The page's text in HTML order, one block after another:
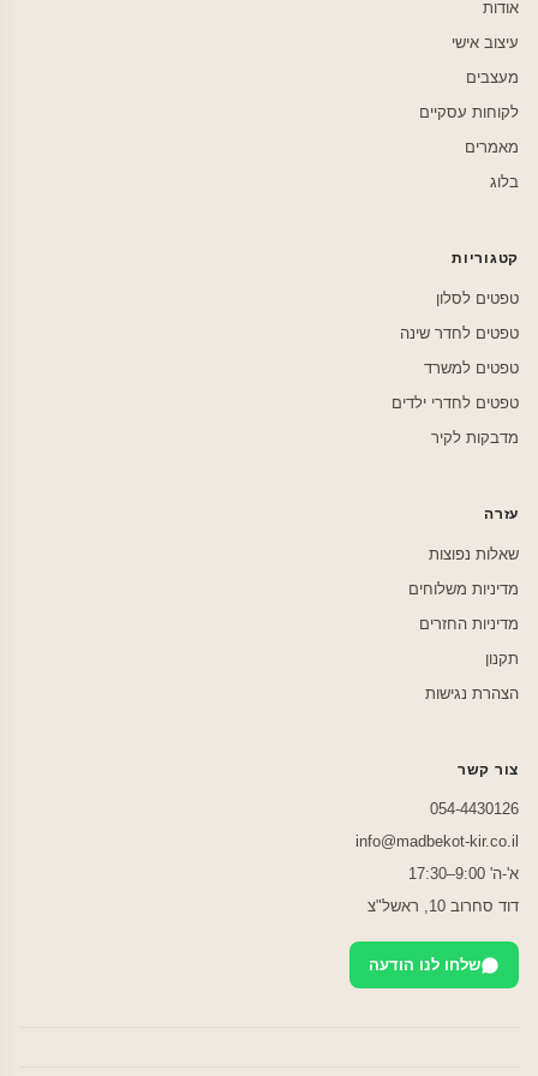
אודות
עיצוב אישי
מעצבים
לקוחות עסקיים
מאמרים
בלוג
קטגוריות
טפטים לסלון
טפטים לחדר שינה
טפטים למשרד
טפטים לחדרי ילדים
מדבקות לקיר
עזרה
שאלות נפוצות
מדיניות משלוחים
מדיניות החזרים
תקנון
הצהרת נגישות
צור קשר
054-4430126
info@madbekot-kir.co.il
א'-ה' 9:00–17:30
דוד סחרוב 10, ראשל"צ
שלחו לנו הודעה